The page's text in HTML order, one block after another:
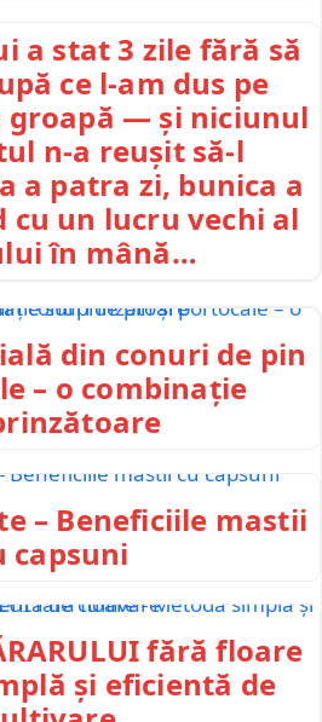
a stat 3 zile fără să
ce l-am dus pe
— și niciunul
n-a reușit să-l
a patra zi, bunica a
un lucru vechi al
în mână…
din conuri de pin
– o combinație
– Beneficiile mastii
capsuni
fără floare
și eficientă de